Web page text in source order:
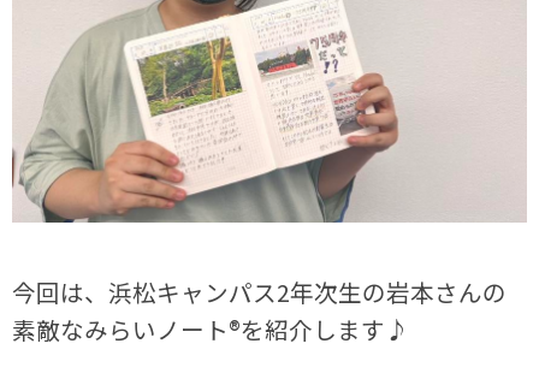
今回は、浜松キャンパス2年次生の岩本さんの
素敵なみらいノート®を紹介します♪